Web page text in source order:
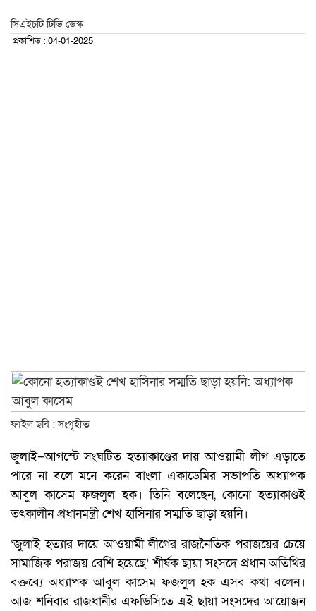
সিএইচটি টিভি ডেস্ক
প্রকাশিত : 04-01-2025
ফাইল ছবি : সংগৃহীত
জুলাই–আগস্টে সংঘটিত হত্যাকাণ্ডের দায় আওয়ামী লীগ এড়াতে
পারে না বলে মনে করেন বাংলা একাডেমির সভাপতি অধ্যাপক
আবুল কাসেম ফজলুল হক। তিনি বলেছেন, কোনো হত্যাকাণ্ডই
তৎকালীন প্রধানমন্ত্রী শেখ হাসিনার সম্মতি ছাড়া হয়নি।
‘জুলাই হত্যার দায়ে আওয়ামী লীগের রাজনৈতিক পরাজয়ের চেয়ে
সামাজিক পরাজয় বেশি হয়েছে’ শীর্ষক ছায়া সংসদে প্রধান অতিথির
বক্তব্যে অধ্যাপক আবুল কাসেম ফজলুল হক এসব কথা বলেন।
আজ শনিবার রাজধানীর এফডিসিতে এই ছায়া সংসদের আয়োজন